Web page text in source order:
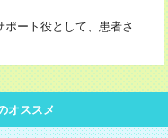
ポート役として、患者さ ...
オススメ